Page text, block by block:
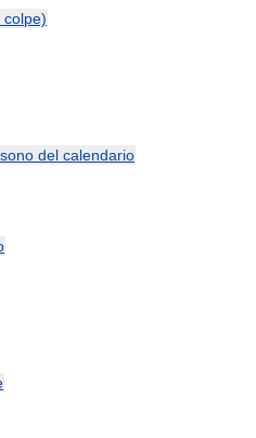
del calendario